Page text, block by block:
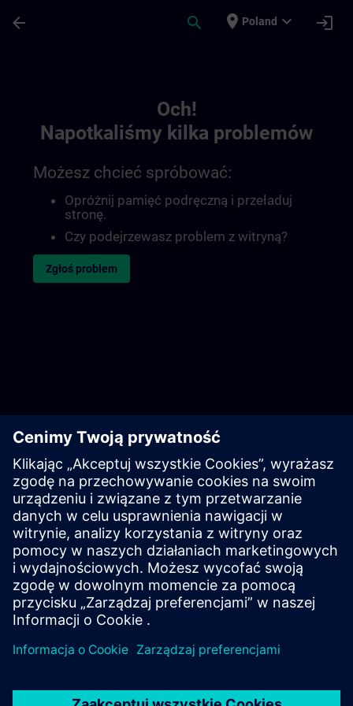
arrow_back search place Poland expand_more login
Och!
Napotkaliśmy kilka problemów
Możesz chcieć spróbować:
Opróżnij pamięć podręczną i przeładuj
stronę.
Czy podejrzewasz problem z witryną?
Zgłoś problem